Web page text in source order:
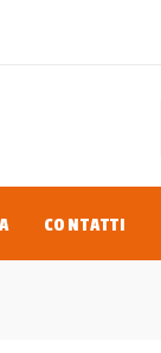
CONTATTI